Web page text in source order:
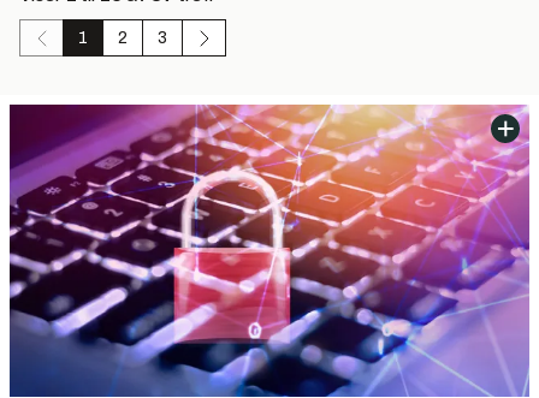
1 2 3